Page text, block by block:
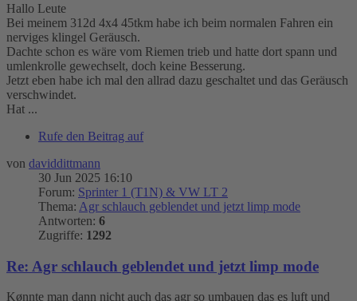
Hallo Leute
Bei meinem 312d 4x4 45tkm habe ich beim normalen Fahren ein
nerviges klingel Geräusch.
Dachte schon es wäre vom Riemen trieb und hatte dort spann und
umlenkrolle gewechselt, doch keine Besserung.
Jetzt eben habe ich mal den allrad dazu geschaltet und das Geräusch
verschwindet.
Hat ...
Rufe den Beitrag auf
von daviddittmann
30 Jun 2025 16:10
Forum: Sprinter 1 (T1N) & VW LT 2
Thema: Agr schlauch geblendet und jetzt limp mode
Antworten: 6
Zugriffe: 1292
Re: Agr schlauch geblendet und jetzt limp mode
Kønnte man dann nicht auch das agr so umbauen das es luft und